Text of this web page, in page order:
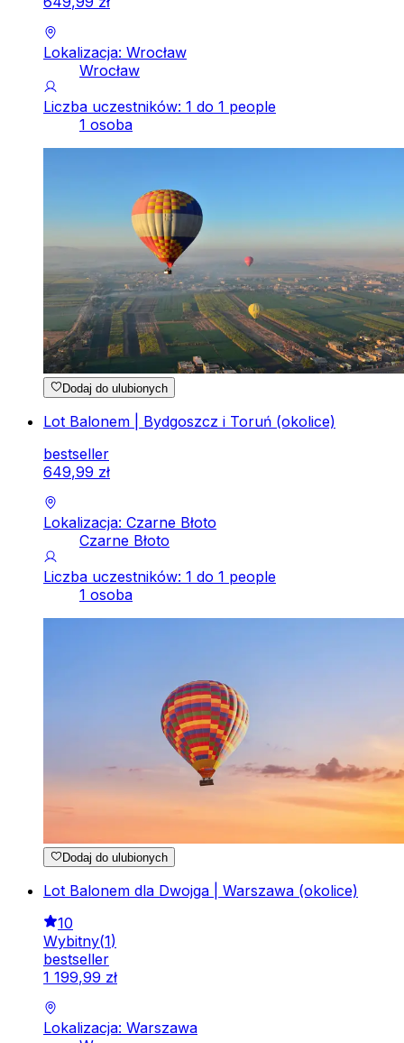
Lokalizacja: Wrocław
Wrocław
Liczba uczestników: 1 do 1 people
1 osoba
Dodaj do ulubionych
Lot Balonem | Bydgoszcz i Toruń (okolice)
bestseller
649,99 zł
Lokalizacja: Czarne Błoto
Czarne Błoto
Liczba uczestników: 1 do 1 people
1 osoba
Dodaj do ulubionych
Lot Balonem dla Dwojga | Warszawa (okolice)
10
Wybitny(1)
bestseller
1 199,99 zł
Lokalizacja: Warszawa